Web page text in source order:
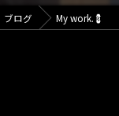
ブログ My work.💈